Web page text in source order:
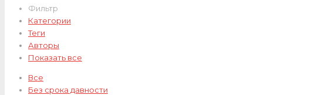
Фильтр
Категории
Теги
Авторы
Показать все
Все
Без срока давности